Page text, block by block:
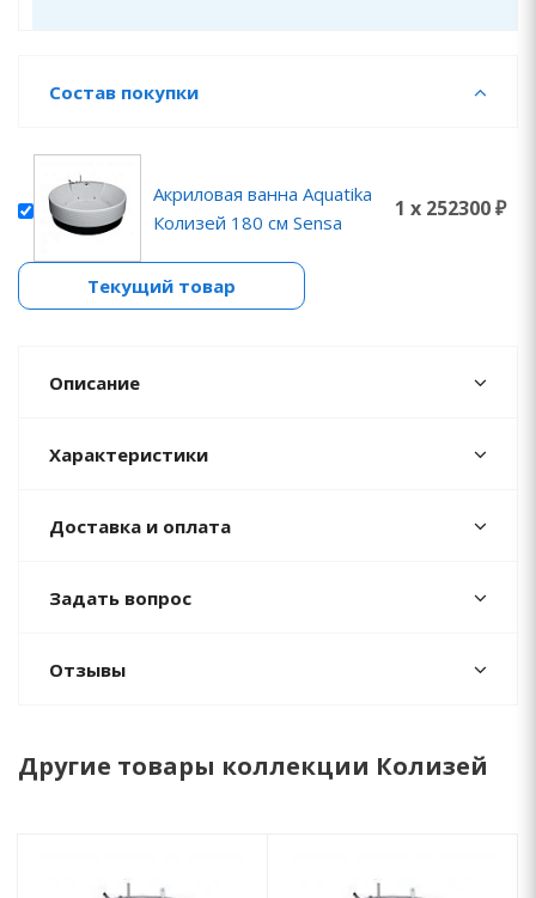
Состав покупки
Акриловая ванна Aquatika
Колизей 180 см Sensa
1 x 252300 ₽
Текущий товар
Описание
Характеристики
Доставка и оплата
Задать вопрос
Отзывы
Другие товары коллекции Колизей